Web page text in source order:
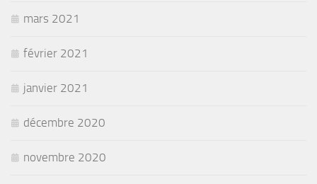
mars 2021
février 2021
janvier 2021
décembre 2020
novembre 2020